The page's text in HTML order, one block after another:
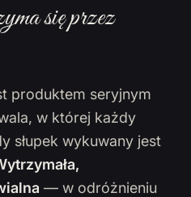
się przez
produktem seryjnym
w której każdy
słupek wykuwany jest
— w odróżnieniu